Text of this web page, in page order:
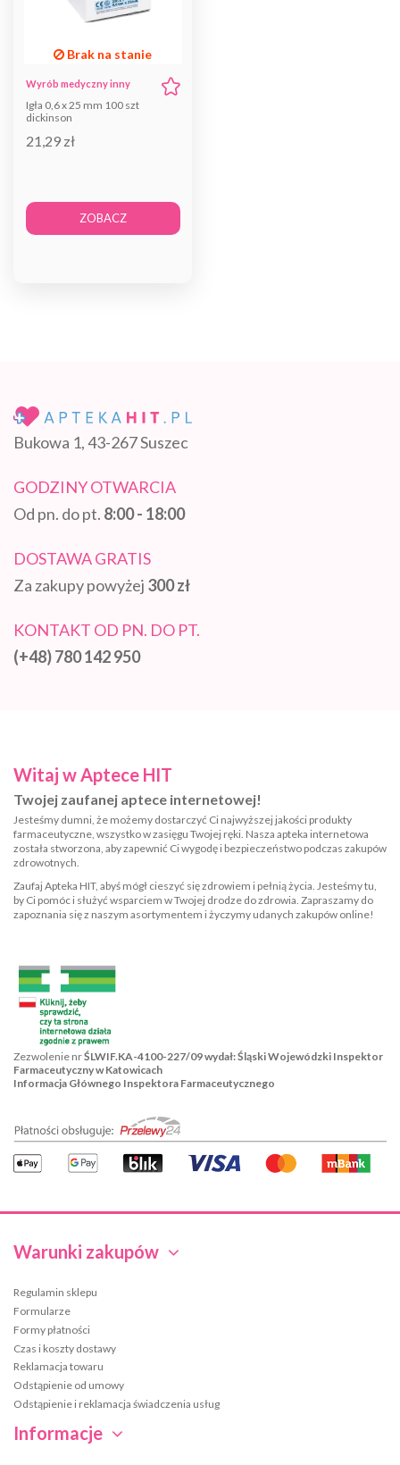
Brak na stanie
Wyrób medyczny inny
Igła 0,6 x 25 mm 100 szt
dickinson
21,29 zł
ZOBACZ
Bukowa 1, 43-267 Suszec
GODZINY OTWARCIA
Od pn. do pt. 8:00 - 18:00
DOSTAWA GRATIS
Za zakupy powyżej 300 zł
KONTAKT OD PN. DO PT.
(+48) 780 142 950
Warunki zakupów
Regulamin sklepu
Formularze
Formy płatności
Czas i koszty dostawy
Reklamacja towaru
Odstąpienie od umowy
Odstąpienie i reklamacja świadczenia usług
Informacje
Witaj w Aptece HIT
Twojej zaufanej aptece internetowej!
Jesteśmy dumni, że możemy dostarczyć Ci najwyższej jakości produkty
farmaceutyczne, wszystko w zasięgu Twojej ręki. Nasza apteka internetowa
została stworzona, aby zapewnić Ci wygodę i bezpieczeństwo podczas zakupów
zdrowotnych.
Zaufaj Apteka HIT, abyś mógł cieszyć się zdrowiem i pełnią życia. Jesteśmy tu,
by Ci pomóc i służyć wsparciem w Twojej drodze do zdrowia. Zapraszamy do
zapoznania się z naszym asortymentem i życzymy udanych zakupów online!
Zezwolenie nrŚLWIF.KA-4100-227/09 wydał: Śląski Wojewódzki Inspektor
Farmaceutyczny w Katowicach
Informacja Głównego Inspektora Farmaceutycznego